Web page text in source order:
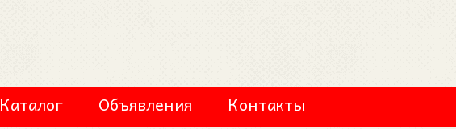
Каталог Объявления Контакты